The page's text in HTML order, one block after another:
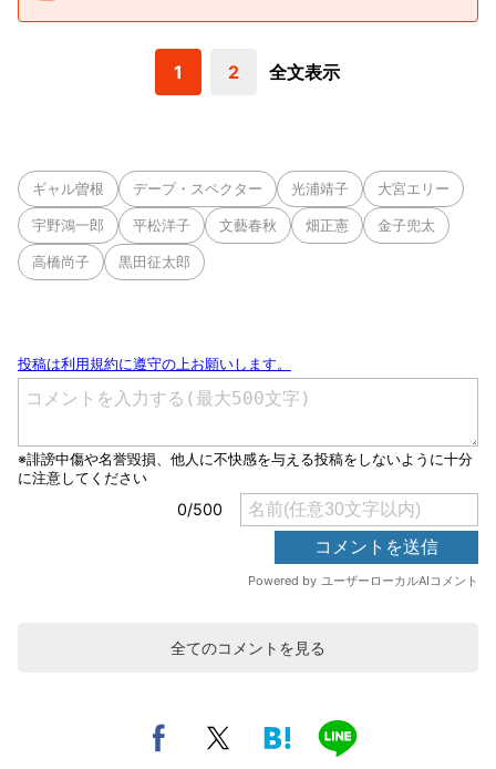
1 2 全文表示
ギャル曽根 デープ・スペクター 光浦靖子 大宮エリー
宇野鴻一郎 平松洋子 文藝春秋 畑正憲 金子兜太
高橋尚子 黒田征太郎
全てのコメントを見る